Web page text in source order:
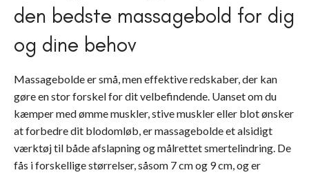
den bedste massagebold for dig
og dine behov
Massagebolde er små, men effektive redskaber, der kan
gøre en stor forskel for dit velbefindende. Uanset om du
kæmper med ømme muskler, stive muskler eller blot ønsker
at forbedre dit blodomløb, er massagebolde et alsidigt
værktøj til både afslapning og målrettet smertelindring. De
fås i forskellige størrelser, såsom 7 cm og 9 cm, og er